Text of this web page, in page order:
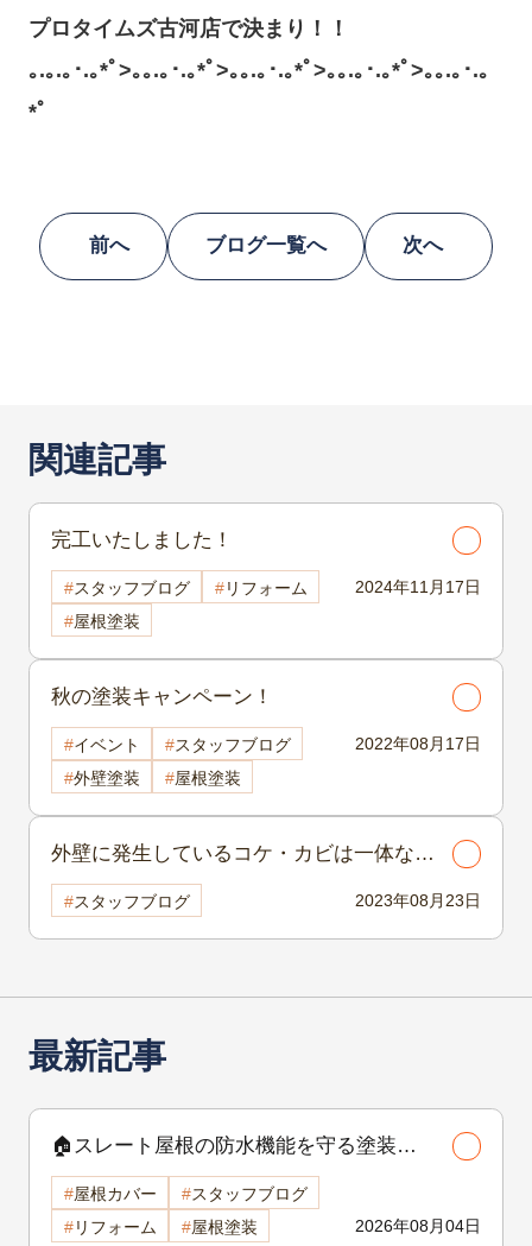
プロタイムズ古河店で決まり！！
｡.｡.｡･.｡*ﾟ>｡｡.｡･.｡*ﾟ>｡｡.｡･.｡*ﾟ>｡｡.｡･.｡*ﾟ>｡｡.｡･.｡
*ﾟ
前へ ブログ一覧へ 次へ
最新記事
🏠スレート屋根の防水機能を守る塗装の
役割🏠/屋根塗装
2026年08月04日
屋根カバー
スタッフブログ
リフォーム
屋根塗装
関連記事
2024年11月17日
完工いたしました！
スタッフブログ
リフォーム
屋根塗装
2022年08月17日
秋の塗装キャンペーン！
イベント
スタッフブログ
外壁塗装
屋根塗装
2023年08月23日
外壁に発生しているコケ・カビは一体な
に？
スタッフブログ